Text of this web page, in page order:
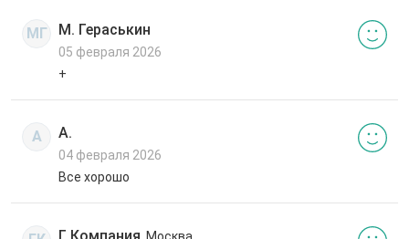
МГ М. Гераськин
05 февраля 2026
+
А А.
04 февраля 2026
Все хорошо